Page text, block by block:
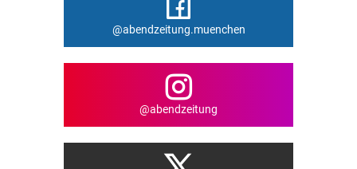
@abendzeitung.muenchen
@abendzeitung